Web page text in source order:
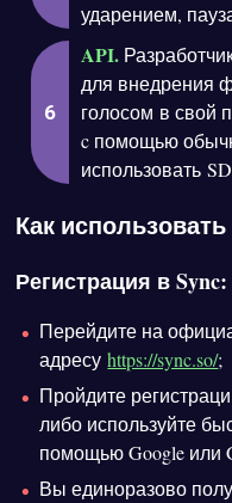
ударением,
API.
для внедрения
голосом в свой
c помощью
использовать
Как
Регистрация в Sync:
Перейдите на
адресуhttps://sync.so/;
Пройдите
либо используйте
помощью Google или
Вы единоразово